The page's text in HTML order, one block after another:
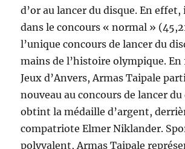
d’or au lancer du disque. En effet,
dans le concours « normal »
l’unique concours de lancer du
mains de l’histoire olympique. En
Jeux d’Anvers, Armas Taipale
nouveau au concours de lancer
obtint la médaille d’argent,
compatriote Elmer Niklander.
polyvalent, Armas Taipale